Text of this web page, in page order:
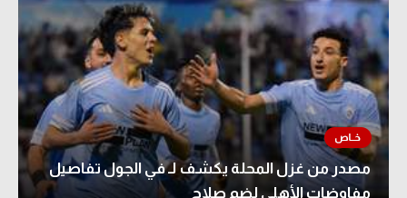
مصدر من غزل المحلة يكشف لـ في الجول تفاصيل
مفاوضات الأهلي لضم صلاح